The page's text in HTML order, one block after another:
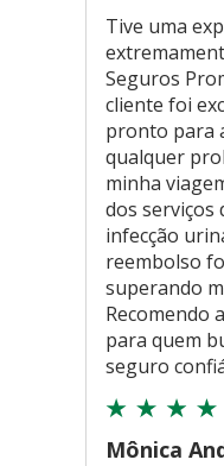
Tive uma
Seguros
cliente foi
pronto para
qualquer
minha
dos serviços
infecção
reembolso
superando
Recomendo
para quem
seguro
Mônica